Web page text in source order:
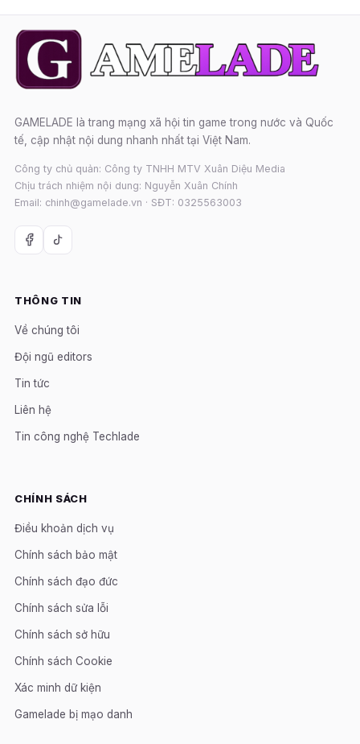
GAMELADE là trang mạng xã hội tin game trong nước và Quốc
tế, cập nhật nội dung nhanh nhất tại Việt Nam.
Công ty chủ quản: Công ty TNHH MTV Xuân Diệu Media
Chịu trách nhiệm nội dung: Nguyễn Xuân Chính
Email: chinh@gamelade.vn · SĐT: 0325563003
THÔNG TIN
Về chúng tôi
Đội ngũ editors
Tin tức
Liên hệ
Tin công nghệ Techlade
CHÍNH SÁCH
Điều khoản dịch vụ
Chính sách bảo mật
Chính sách đạo đức
Chính sách sửa lỗi
Chính sách sở hữu
Chính sách Cookie
Xác minh dữ kiện
Gamelade bị mạo danh